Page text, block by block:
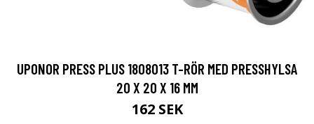
UPONOR PRESS PLUS 1808013 T-RÖR MED PRESSHYLSA
20 X 20 X 16 MM
162 SEK